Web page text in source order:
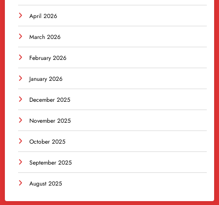
April 2026
March 2026
February 2026
January 2026
December 2025
November 2025
October 2025
September 2025
August 2025